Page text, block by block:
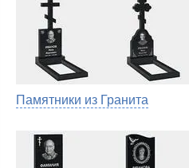
Памятники из Гранита